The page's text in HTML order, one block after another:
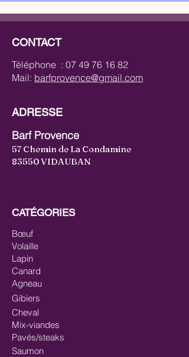
CONTACT
Téléphone : 07 49 76 16 82
Mail: barfprovence@gmail.com
ADRESSE
Barf Provence
57 Chemin de La Condamine
83550 VIDAUBAN
CATÉGORIES
Bœuf
Volaille
Lapin
Canard
Agneau
Gibiers
Cheval
Mix-viandes
Pavés/steaks
Saumon